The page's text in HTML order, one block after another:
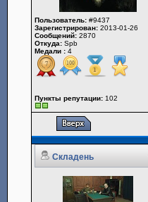
Пользователь: #9437
Зарегистрирован: 2013-01-26
Сообщений: 2870
Откуда: Spb
Медали : 4
Пункты репутации: 102
Складень